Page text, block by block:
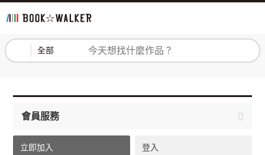
全部 登入 註冊
會員服務
立即加入 登入